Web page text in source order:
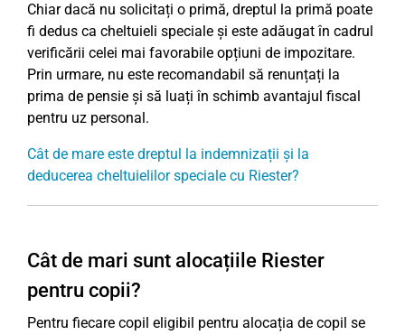
Chiar dacă nu solicitați o primă, dreptul la primă poate
fi dedus ca cheltuieli speciale și este adăugat în cadrul
verificării celei mai favorabile opțiuni de impozitare.
Prin urmare, nu este recomandabil să renunțați la
prima de pensie și să luați în schimb avantajul fiscal
pentru uz personal.
Cât de mare este dreptul la indemnizații și la
deducerea cheltuielilor speciale cu Riester?
Cât de mari sunt alocațiile Riester
pentru copii?
Pentru fiecare copil eligibil pentru alocația de copil se